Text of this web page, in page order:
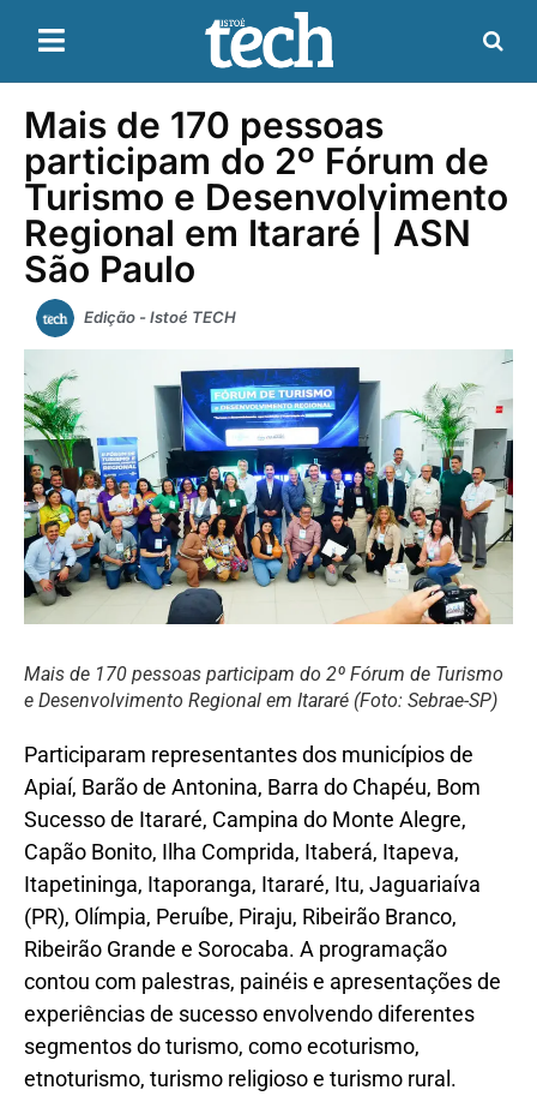
Mais de 170 pessoas
participam do 2º Fórum de
Turismo e Desenvolvimento
Regional em Itararé | ASN
São Paulo
Edição - Istoé TECH
Mais de 170 pessoas participam do 2º Fórum de Turismo
e Desenvolvimento Regional em Itararé (Foto: Sebrae-SP)
Participaram representantes dos municípios de
Apiaí, Barão de Antonina, Barra do Chapéu, Bom
Sucesso de Itararé, Campina do Monte Alegre,
Capão Bonito, Ilha Comprida, Itaberá, Itapeva,
Itapetininga, Itaporanga, Itararé, Itu, Jaguariaíva
(PR), Olímpia, Peruíbe, Piraju, Ribeirão Branco,
Ribeirão Grande e Sorocaba. A programação
contou com palestras, painéis e apresentações de
experiências de sucesso envolvendo diferentes
segmentos do turismo, como ecoturismo,
etnoturismo, turismo religioso e turismo rural.